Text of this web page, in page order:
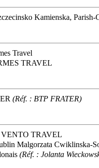
Kamienska,
Travel
TRAVEL
(Réf. : BTP FRATER)
VENTO TRAVEL
Malgorzata Cwiklinska-
(Réf. : Jolanta